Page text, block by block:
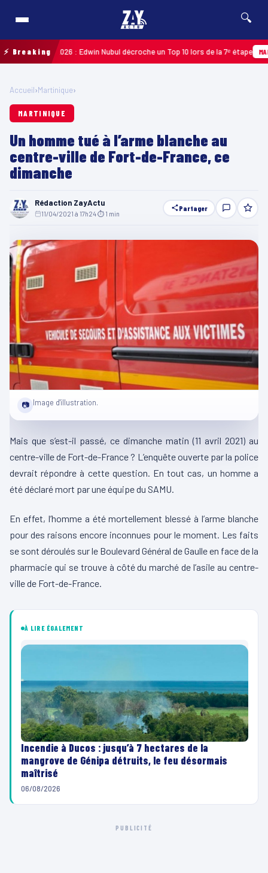
🔍
⚡ Breaking2026 : Edwin Nubul décroche un Top 10 lors de la 7ᵉ étape
Accueil›Martinique›
MARTINIQUE
Un homme tué à l’arme blanche au
centre-ville de Fort-de-France, ce
dimanche
Rédaction ZayActu
11/04/2021 à 17h24⏱ 1 min
Partager
📷 Image d'illustration.
Mais que s’est-il passé, ce dimanche matin (11 avril 2021) au
centre-ville de Fort-de-France ? L’enquête ouverte par la police
devrait répondre à cette question. En tout cas, un homme a
été déclaré mort par une équipe du SAMU.
En effet, l’homme a été mortellement blessé à l’arme blanche
pour des raisons encore inconnues pour le moment. Les faits
se sont déroulés sur le Boulevard Général de Gaulle en face de la
pharmacie qui se trouve à côté du marché de l’asile au centre-
ville de Fort-de-France.
À LIRE ÉGALEMENT
Incendie à Ducos : jusqu’à 7 hectares de la
mangrove de Génipa détruits, le feu désormais
maîtrisé
06/08/2026
PUBLICITÉ